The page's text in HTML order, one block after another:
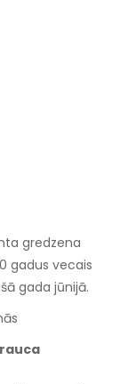
gredzena
gadus vecais
gada jūnijā.